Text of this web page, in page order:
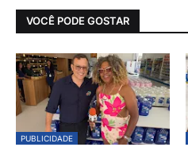
VOCÊ PODE GOSTAR
PUBLICIDADE